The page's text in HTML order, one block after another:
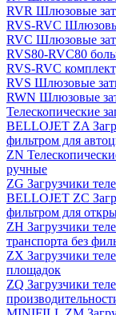
RVR Шлюзовые
RVS-RVC
RVC Шлюзовые
RVS80-RVC80
RVS-RVC
RVS Шлюзовые
RWN Шлюзовые
Телескопические
BELLOJET ZA
фильтром для
ZN
ручные
ZG Загрузчики
BELLOJET ZC
фильтром для
ZH Загрузчики
транспорта без
ZX Загрузчики
площадок
ZQ Загрузчики